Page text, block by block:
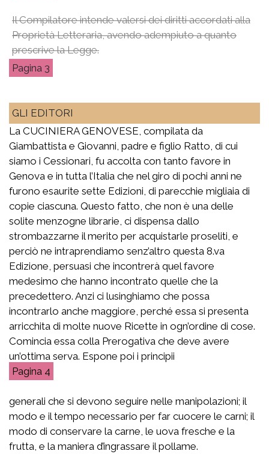
Il Compilatore intende valersi dei diritti accordati alla
Proprietà Letteraria, avendo adempiuto a quanto
prescrive la Legge.
3
GLI EDITORI
La CUCINIERA GENOVESE, compilata da
Giambattista e Giovanni, padre e figlio Ratto, di cui
siamo i Cessionari, fu accolta con tanto favore in
Genova e in tutta l’Italia che nel giro di pochi anni ne
furono esaurite sette Edizioni, di parecchie migliaia di
copie ciascuna. Questo fatto, che non è una delle
solite menzogne librarie, ci dispensa dallo
strombazzarne il merito per acquistarle proseliti, e
perciò ne intraprendiamo senz’altro questa 8.va
Edizione, persuasi che incontrerà quel favore
medesimo che hanno incontrato quelle che la
precedettero. Anzi ci lusinghiamo che possa
incontrarlo anche maggiore, perché essa si presenta
arricchita di molte nuove Ricette in ogn’ordine di cose.
Comincia essa colla Prerogativa che deve avere
un’ottima serva. Espone poi i principii
4
generali che si devono seguire nelle manipolazioni; il
modo e il tempo necessario per far cuocere le carni; il
modo di conservare la carne, le uova fresche e la
frutta, e la maniera d’ingrassare il pollame.